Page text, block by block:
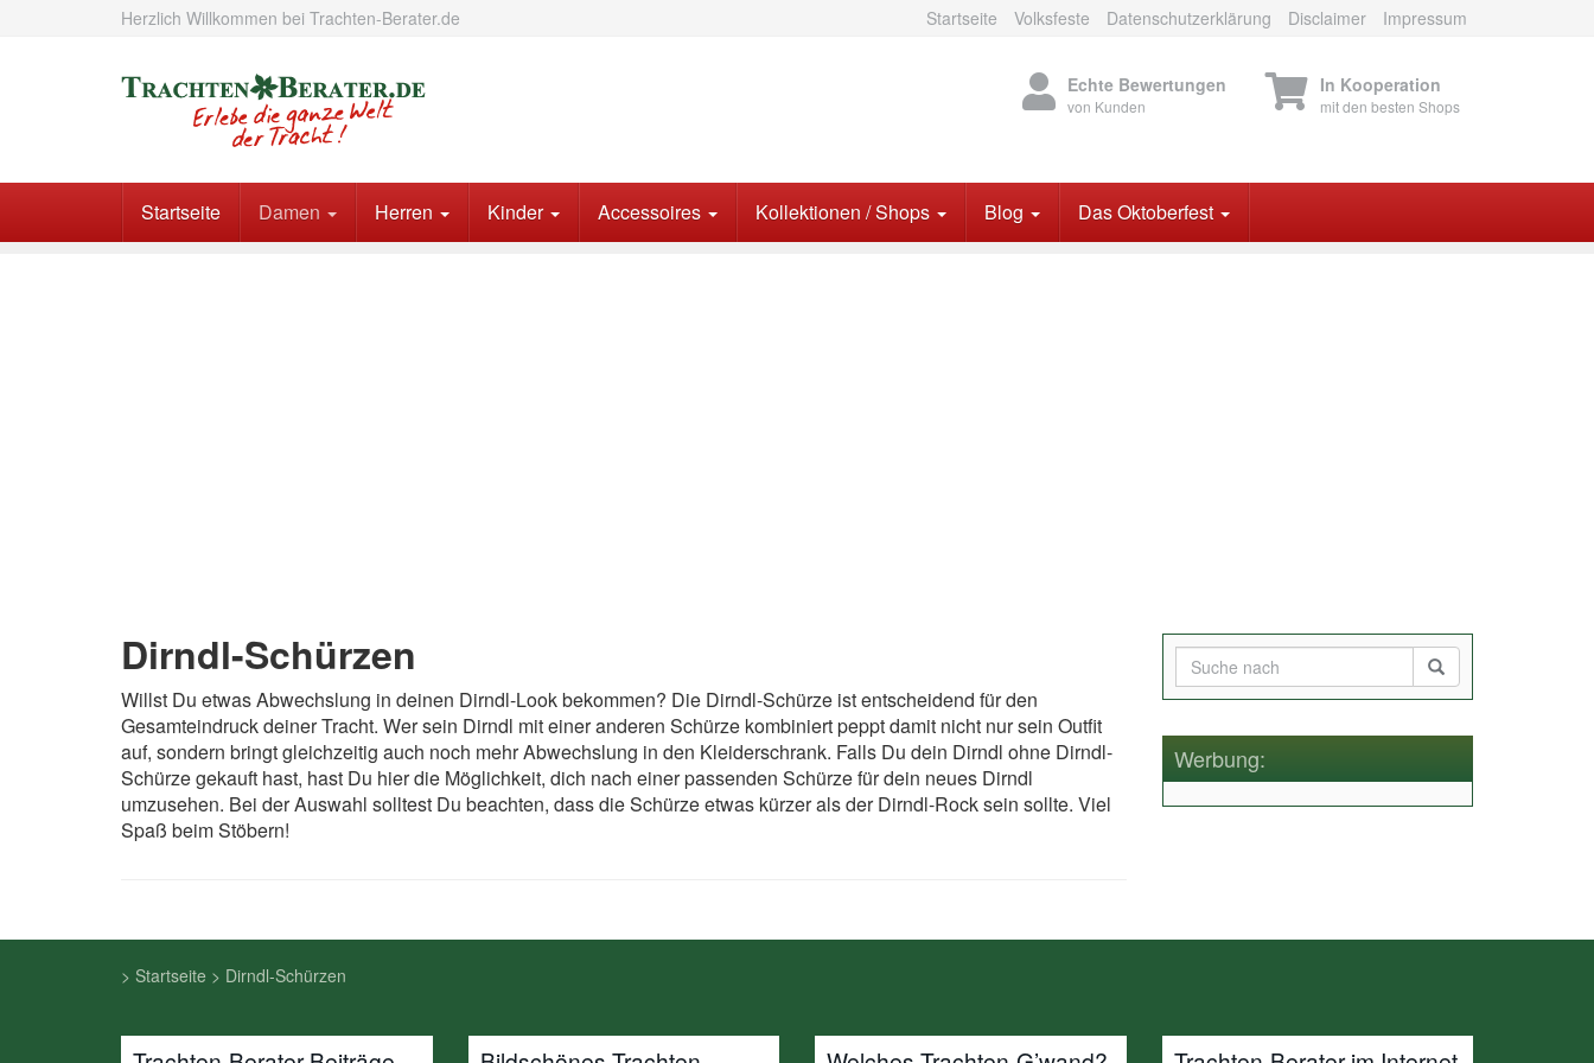
Herzlich Willkommen bei Trachten-Berater.de Startseite Volksfeste Datenschutzerklärung Disclaimer Impressum
Echte Bewertungen
von Kunden
In Kooperation
mit den besten Shops
Startseite Damen Herren Kinder Accessoires Kollektionen / Shops Blog Das Oktoberfest
Dirndl-Schürzen
Willst Du etwas Abwechslung in deinen Dirndl-Look bekommen? Die Dirndl-Schürze ist entscheidend für den
Gesamteindruck deiner Tracht. Wer sein Dirndl mit einer anderen Schürze kombiniert peppt damit nicht nur sein Outfit
auf, sondern bringt gleichzeitig auch noch mehr Abwechslung in den Kleiderschrank. Falls Du dein Dirndl ohne Dirndl-
Schürze gekauft hast, hast Du hier die Möglichkeit, dich nach einer passenden Schürze für dein neues Dirndl
umzusehen. Bei der Auswahl solltest Du beachten, dass die Schürze etwas kürzer als der Dirndl-Rock sein sollte. Viel
Spaß beim Stöbern!
Werbung:
> Startseite > Dirndl-Schürzen